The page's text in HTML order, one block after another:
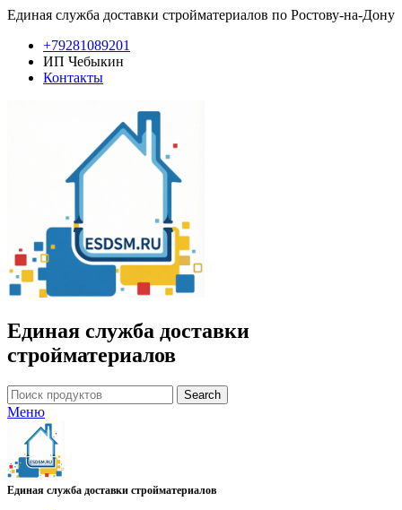
Единая служба доставки стройматериалов по Ростову-на-Дону
+79281089201
ИП Чебыкин
Контакты
Единая служба доставки
стройматериалов
Search
Меню
Единая служба доставки стройматериалов